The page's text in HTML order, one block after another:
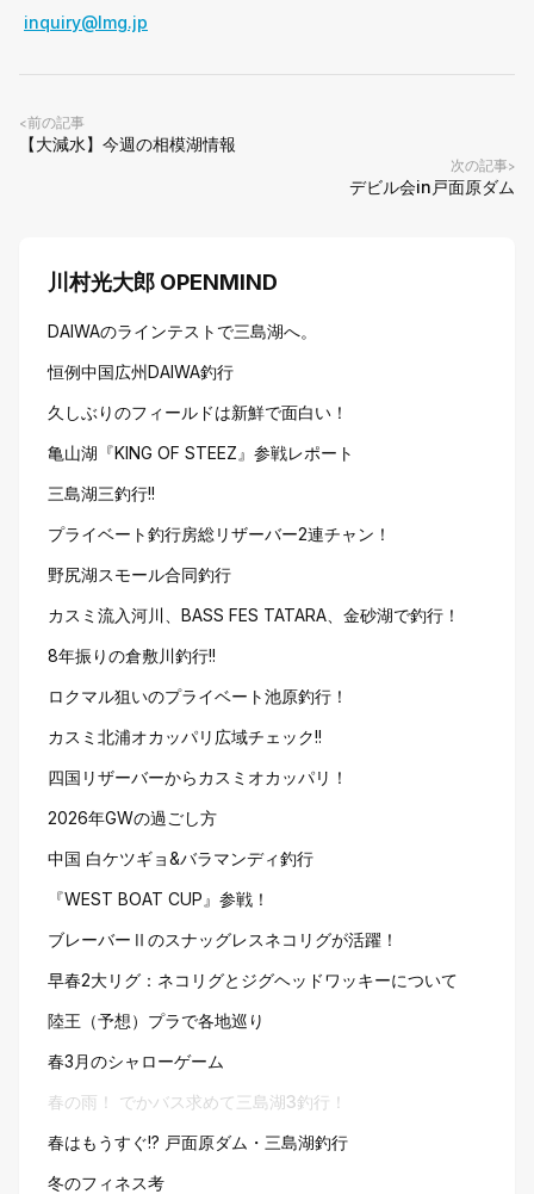
inquiry@lmg.jp
<前の記事
【大減水】今週の相模湖情報
次の記事>
デビル会in戸面原ダム
川村光大郎 OPENMIND
DAIWAのラインテストで三島湖へ。
恒例中国広州DAIWA釣行
久しぶりのフィールドは新鮮で面白い！
亀山湖『KING OF STEEZ』参戦レポート
三島湖三釣行!!
プライベート釣行房総リザーバー2連チャン！
野尻湖スモール合同釣行
カスミ流入河川、BASS FES TATARA、金砂湖で釣行！
8年振りの倉敷川釣行!!
ロクマル狙いのプライベート池原釣行！
カスミ北浦オカッパリ広域チェック!!
四国リザーバーからカスミオカッパリ！
2026年GWの過ごし方
中国 白ケツギョ&バラマンディ釣行
『WEST BOAT CUP』参戦！
ブレーバーⅡのスナッグレスネコリグが活躍！
早春2大リグ：ネコリグとジグヘッドワッキーについて
陸王（予想）プラで各地巡り
春3月のシャローゲーム
春の雨！ でかバス求めて三島湖3釣行！
春はもうすぐ!? 戸面原ダム・三島湖釣行
冬のフィネス考